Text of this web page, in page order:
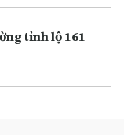
tỉnh lộ 161